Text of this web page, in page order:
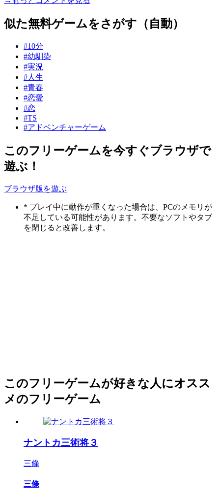
似た無料ゲームをさがす（自動）
#10分
#幼馴染
#実況
#人生
#青春
#恋愛
#恋
#TS
#アドベンチャーゲーム
このフリーゲームを今すぐブラウザで
遊ぶ！
ブラウザ版を遊ぶ
* プレイ中に動作が重くなった場合は、PCのメモリが
不足している可能性があります。不要なソフトやタブ
を閉じると改善します。
このフリーゲームが好きな人にオスス
メのフリーゲーム
ナントカ三術将３
三條
三條